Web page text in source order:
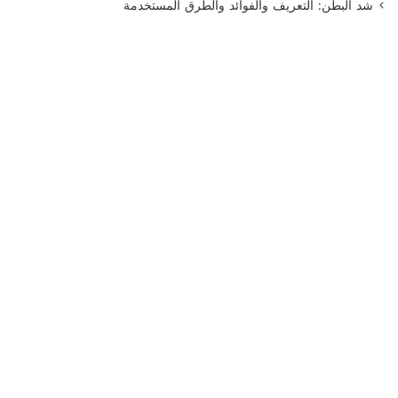
شد البطن: التعريف والفوائد والطرق المستخدمة